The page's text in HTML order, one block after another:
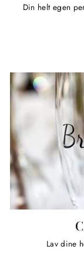
Din helt egen
Lav dine